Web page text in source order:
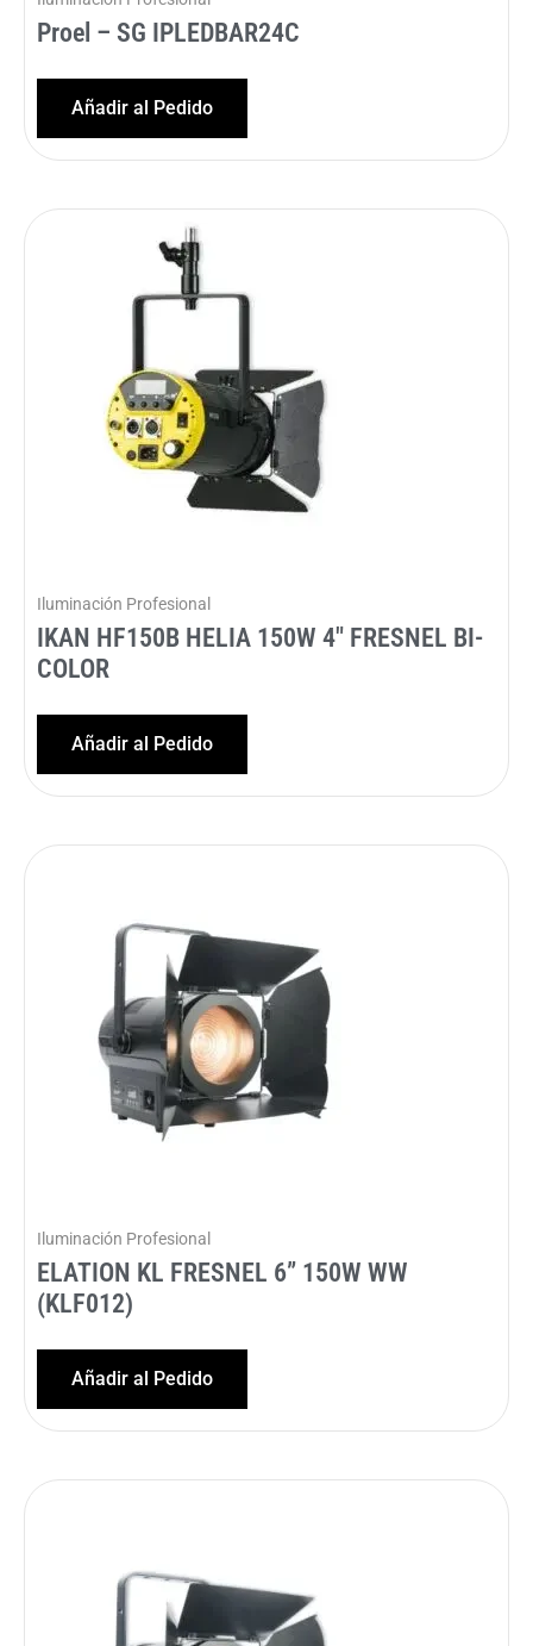
Proel – SG IPLEDBAR24C
Añadir al Pedido
Iluminación Profesional
IKAN HF150B HELIA 150W 4″ FRESNEL BI-
COLOR
Añadir al Pedido
Iluminación Profesional
ELATION KL FRESNEL 6” 150W WW
(KLF012)
Añadir al Pedido